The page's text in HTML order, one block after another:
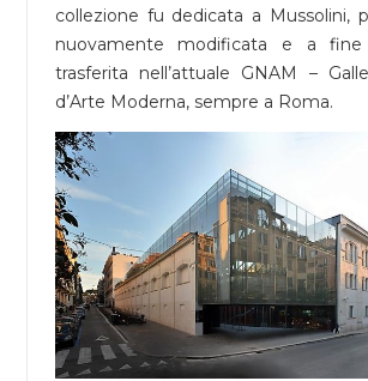
collezione fu dedicata a Mussolini,
nuovamente modificata e a fine
trasferita nell’attuale GNAM –
d’Arte Moderna, sempre a Roma.